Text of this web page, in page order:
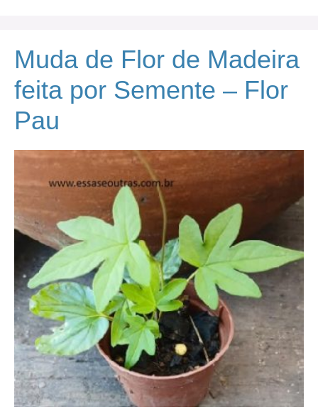
Muda de Flor de Madeira
feita por Semente – Flor
Pau